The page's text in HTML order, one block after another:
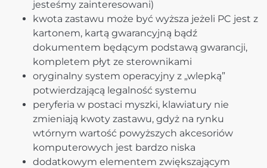
jesteśmy zainteresowani)
kwota zastawu może być wyższa jeżeli PC jest z
kartonem, kartą gwarancyjną bądź
dokumentem będącym podstawą gwarancji,
kompletem płyt ze sterownikami
oryginalny system operacyjny z „wlepką”
potwierdzającą legalność systemu
peryferia w postaci myszki, klawiatury nie
zmieniają kwoty zastawu, gdyż na rynku
wtórnym wartość powyższych akcesoriów
komputerowych jest bardzo niska
dodatkowym elementem zwiększającym